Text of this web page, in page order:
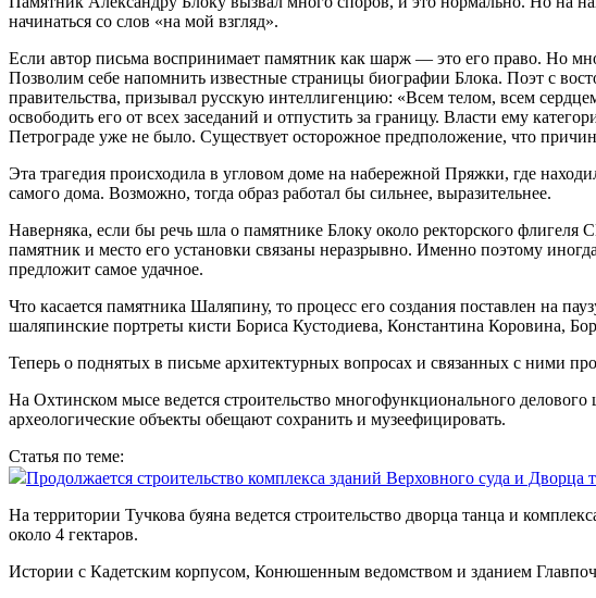
начинаться со слов «на мой взгляд».
Если автор письма воспринимает памятник как шарж — это его право. Но
Позволим себе напомнить известные страницы биографии Блока. Поэт с
правительства, призывал русскую интеллигенцию: «Всем телом, всем
освободить его от всех заседаний и отпустить за границу. Власти ему
Петрограде уже не было. Существует осторожное предположение, что
Эта трагедия происходила в угловом доме на набережной Пряжки, где
самого дома. Возможно, тогда образ работал бы сильнее, выразительнее.
Наверняка, если бы речь шла о памятнике Блоку около ректорского
памятник и место его установки связаны неразрывно. Именно поэтому
предложит самое удачное.
Что касается памятника Шаляпину, то процесс его создания поставлен на
шаляпинские портреты кисти Бориса Кустодиева, Константина Коровина,
Теперь о поднятых в письме архитектурных вопросах и связанных с ними
На Охтинском мысе ведется строительство многофункционального
археологические объекты обещают сохранить и музеефицировать.
Статья по теме:
Продолжается строительство комплекса зданий Верховного суда и
На территории Тучкова буяна ведется строительство дворца танца и
около 4 гектаров.
Истории с Кадетским корпусом, Конюшенным ведомством и зданием